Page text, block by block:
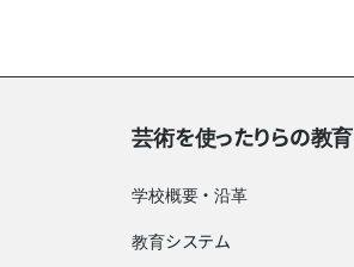
芸術を使ったりらの教育
学校概要・沿革
教育システム